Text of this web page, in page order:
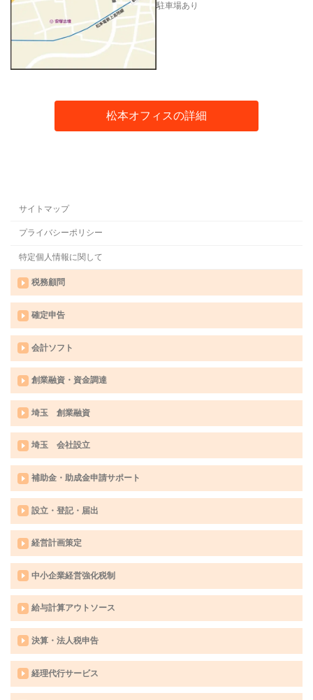
駐車場あり
松本オフィスの詳細
サイトマップ
プライバシーポリシー
特定個人情報に関して
税務顧問
確定申告
会計ソフト
創業融資・資金調達
埼玉 創業融資
埼玉 会社設立
補助金・助成金申請サポート
設立・登記・届出
経営計画策定
中小企業経営強化税制
給与計算アウトソース
決算・法人税申告
経理代行サービス